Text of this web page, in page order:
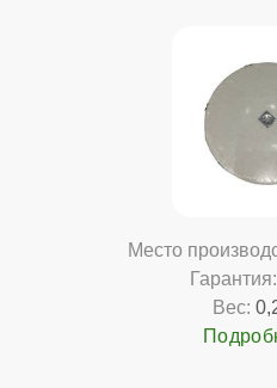
Место
Гарантия:
Вес: